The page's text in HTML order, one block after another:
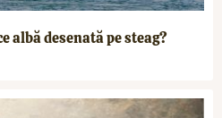
albă desenată pe steag?